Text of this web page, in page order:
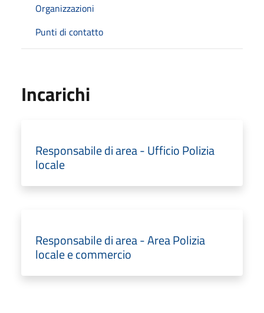
Organizzazioni
Punti di contatto
Incarichi
Responsabile di area - Ufficio Polizia
locale
Responsabile di area - Area Polizia
locale e commercio